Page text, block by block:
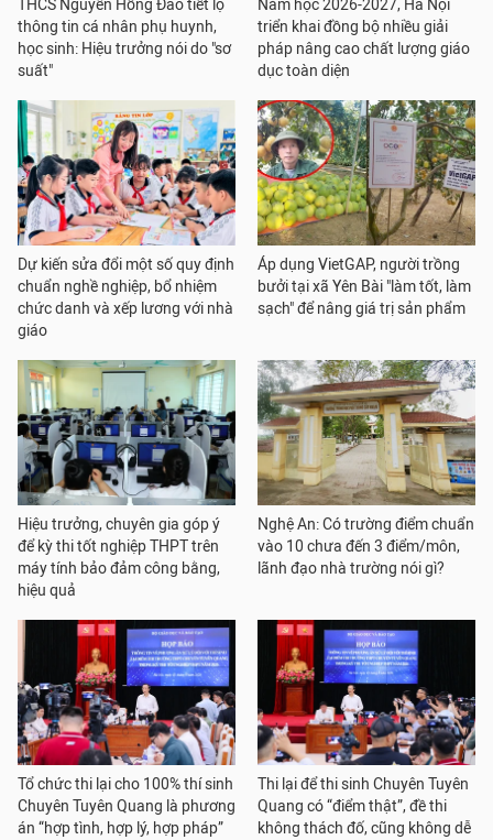
THCS Nguyễn Hồng Đào tiết lộ
thông tin cá nhân phụ huynh,
học sinh: Hiệu trưởng nói do "sơ
suất"
Năm học 2026-2027, Hà Nội
triển khai đồng bộ nhiều giải
pháp nâng cao chất lượng giáo
dục toàn diện
Dự kiến sửa đổi một số quy định
chuẩn nghề nghiệp, bổ nhiệm
chức danh và xếp lương với nhà
giáo
Áp dụng VietGAP, người trồng
bưởi tại xã Yên Bài "làm tốt, làm
sạch" để nâng giá trị sản phẩm
Hiệu trưởng, chuyên gia góp ý
để kỳ thi tốt nghiệp THPT trên
máy tính bảo đảm công bằng,
hiệu quả
Nghệ An: Có trường điểm chuẩn
vào 10 chưa đến 3 điểm/môn,
lãnh đạo nhà trường nói gì?
Tổ chức thi lại cho 100% thí sinh
Chuyên Tuyên Quang là phương
án “hợp tình, hợp lý, hợp pháp”
Thi lại để thi sinh Chuyên Tuyên
Quang có “điểm thật”, đề thi
không thách đố, cũng không dễ